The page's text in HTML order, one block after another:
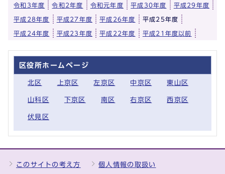
令和3年度 令和2年度 令和元年度 平成30年度 平成29年度
平成28年度 平成27年度 平成26年度 平成25年度
平成24年度 平成23年度 平成22年度 平成21年度以前
区役所ホームページ
北区 上京区 左京区 中京区 東山区
山科区 下京区 南区 右京区 西京区
伏見区
このサイトの考え方 個人情報の取扱い